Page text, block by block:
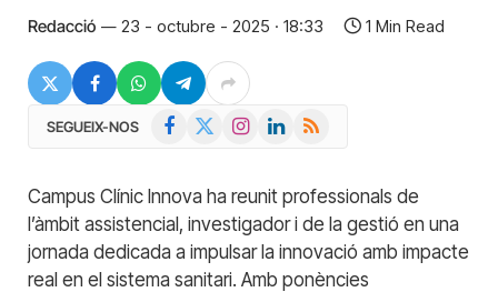
Redacció 23 - octubre - 2025 · 18:33 1 Min Read
SEGUEIX-NOS Facebook InstagramLinkedIn
RSS
Campus Clínic Innova ha reunit professionals de
l’àmbit assistencial, investigador i de la gestió en una
jornada dedicada a impulsar la innovació amb impacte
real en el sistema sanitari. Amb ponències